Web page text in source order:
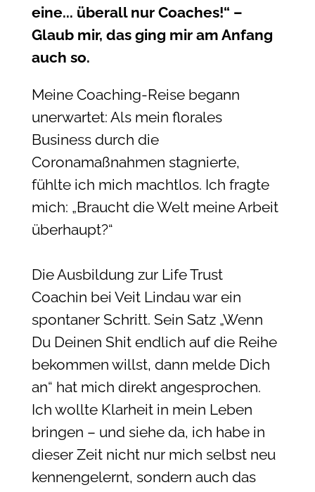
eine... überall nur Coaches!“ –
Glaub mir, das ging mir am Anfang
auch so.
Meine Coaching-Reise begann
unerwartet: Als mein florales
Business durch die
Coronamaßnahmen stagnierte,
fühlte ich mich machtlos. Ich fragte
mich: „Braucht die Welt meine Arbeit
überhaupt?“
Die Ausbildung zur Life Trust
Coachin bei Veit Lindau war ein
spontaner Schritt. Sein Satz „Wenn
Du Deinen Shit endlich auf die Reihe
bekommen willst, dann melde Dich
an“ hat mich direkt angesprochen.
Ich wollte Klarheit in mein Leben
bringen – und siehe da, ich habe in
dieser Zeit nicht nur mich selbst neu
kennengelernt, sondern auch das